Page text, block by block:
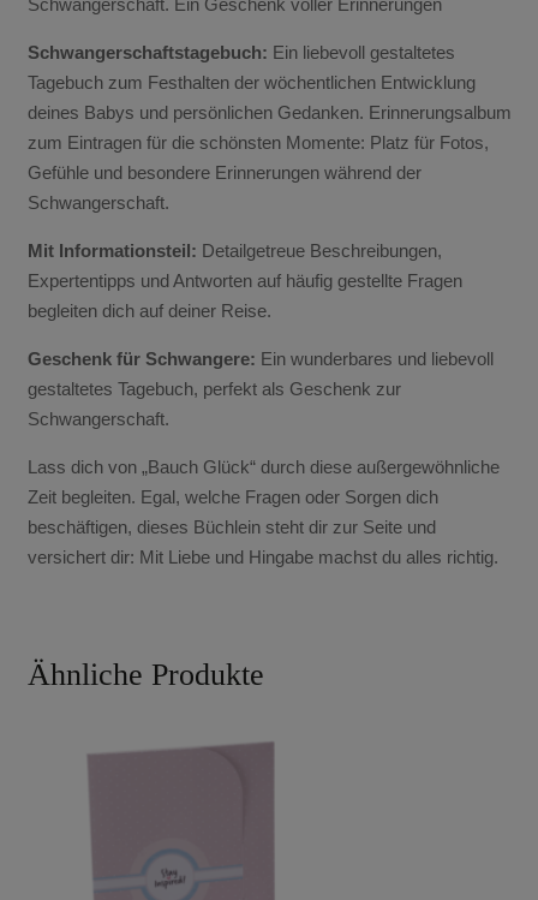
Schwangerschaftstagebuch: Ein liebevoll gestaltetes
Tagebuch zum Festhalten der wöchentlichen Entwicklung
deines Babys und persönlichen Gedanken. Erinnerungsalbum
zum Eintragen für die schönsten Momente: Platz für Fotos,
Gefühle und besondere Erinnerungen während der
Schwangerschaft.
Mit Informationsteil: Detailgetreue Beschreibungen,
Expertentipps und Antworten auf häufig gestellte Fragen
begleiten dich auf deiner Reise.
Geschenk für Schwangere: Ein wunderbares und liebevoll
gestaltetes Tagebuch, perfekt als Geschenk zur
Schwangerschaft.
Lass dich von „Bauch Glück“ durch diese außergewöhnliche
Zeit begleiten. Egal, welche Fragen oder Sorgen dich
beschäftigen, dieses Büchlein steht dir zur Seite und
versichert dir: Mit Liebe und Hingabe machst du alles richtig.
Ähnliche Produkte